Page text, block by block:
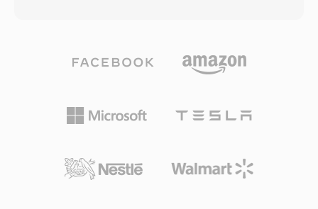
HTML5 với H.264 trong MP4 được hỗ trợ bởi
mọi trình duyệt web lớn, thiết lập tổ hợp này
Chi phí đóng gói hiệu quả, kết hợp với khả năng
cho phép phân phối video chất lượng cao ở
kích thước tệp thực tế trên các mạng bị giới
hóa và mã Huffman cho từng dải phụ tương
192-384 kbps cho stereo, cho chất lượng trong
suốt với độ phức tạp bộ mã hóa thấp hơn và
tính này giải thích vì sao truyền hình DVB, radio